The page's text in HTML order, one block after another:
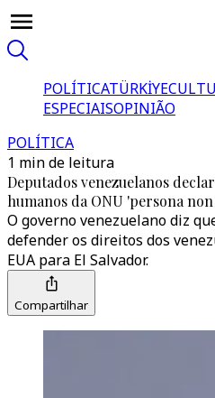
POLÍTICATÜRKİYE
ESPECIAISOPINIÃO
POLÍTICA
1 min de leitura
Deputados venezuelanos
humanos da ONU 'persona
O governo venezuelano diz
defender os direitos dos
EUA para El Salvador.
Compartilhar